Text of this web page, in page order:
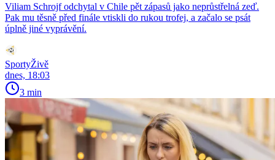
Viliam Schrojf odchytal v Chile pět zápasů jako neprůstřelná zeď.
Pak mu těsně před finále vtiskli do rukou trofej, a začalo se psát
úplně jiné vyprávění.
SportyŽivě
dnes, 18:03
3 min